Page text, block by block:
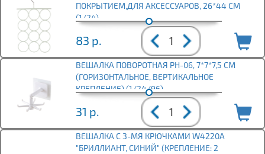
ПОКРЫТИЕМ,ДЛЯ АКСЕССУАРОВ, 26*44 СМ
(1/24)
83 р.
ВЕШАЛКА ПОВОРОТНАЯ PH-06, 7*7*7,5 СМ
(ГОРИЗОНТАЛЬНОЕ, ВЕРТИКАЛЬНОЕ
КРЕПЛЕНИЕ) (1/24/96)
31 р.
ВЕШАЛКА С 3-МЯ КРЮЧКАМИ W4220А
"БРИЛЛИАНТ, СИНИЙ" (КРЕПЛЕНИЕ: 2